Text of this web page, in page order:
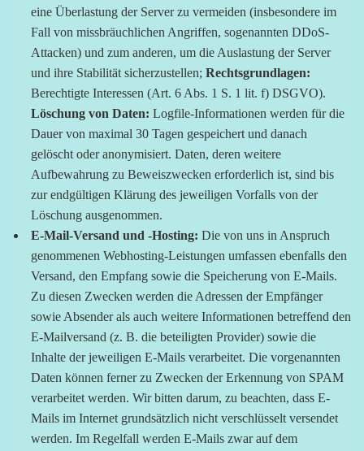
eine Überlastung der Server zu vermeiden (insbesondere im
Fall von missbräuchlichen Angriffen, sogenannten DDoS-
Attacken) und zum anderen, um die Auslastung der Server
und ihre Stabilität sicherzustellen; Rechtsgrundlagen:
Berechtigte Interessen (Art. 6 Abs. 1 S. 1 lit. f) DSGVO).
Löschung von Daten: Logfile-Informationen werden für die
Dauer von maximal 30 Tagen gespeichert und danach
gelöscht oder anonymisiert. Daten, deren weitere
Aufbewahrung zu Beweiszwecken erforderlich ist, sind bis
zur endgültigen Klärung des jeweiligen Vorfalls von der
Löschung ausgenommen.
E-Mail-Versand und -Hosting: Die von uns in Anspruch
genommenen Webhosting-Leistungen umfassen ebenfalls den
Versand, den Empfang sowie die Speicherung von E-Mails.
Zu diesen Zwecken werden die Adressen der Empfänger
sowie Absender als auch weitere Informationen betreffend den
E-Mailversand (z. B. die beteiligten Provider) sowie die
Inhalte der jeweiligen E-Mails verarbeitet. Die vorgenannten
Daten können ferner zu Zwecken der Erkennung von SPAM
verarbeitet werden. Wir bitten darum, zu beachten, dass E-
Mails im Internet grundsätzlich nicht verschlüsselt versendet
werden. Im Regelfall werden E-Mails zwar auf dem